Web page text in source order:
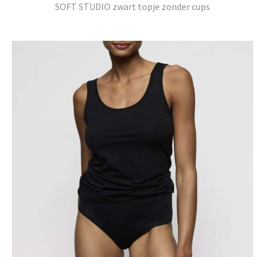
SOFT STUDIO zwart topje zonder cups